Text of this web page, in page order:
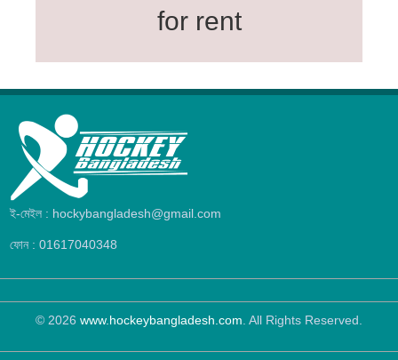
for rent
ই-মেইল : hockybangladesh@gmail.com
ফোন : 01617040348
© 2026 www.hockeybangladesh.com. All Rights Reserved.